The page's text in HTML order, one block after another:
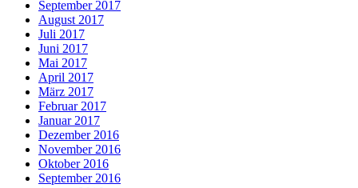
September 2017
August 2017
Juli 2017
Juni 2017
Mai 2017
April 2017
März 2017
Februar 2017
Januar 2017
Dezember 2016
November 2016
Oktober 2016
September 2016